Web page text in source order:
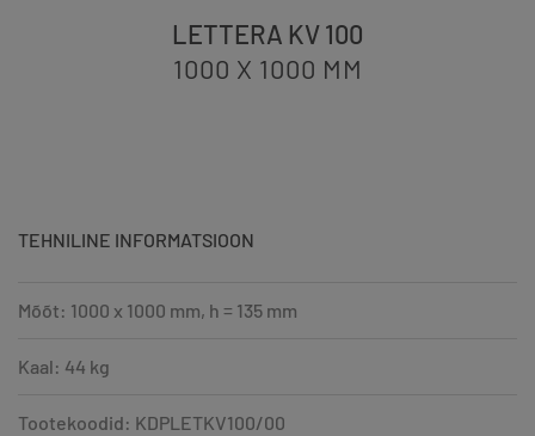
LETTERA KV 100
1000 X 1000 MM
TEHNILINE INFORMATSIOON
Mõõt: 1000 x 1000 mm, h = 135 mm
Kaal: 44 kg
Tootekoodid: KDPLETKV100/00